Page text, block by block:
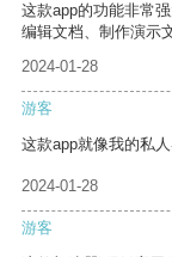
这款app的功能非常
编辑文档、制作演示
2024-01-28
游客
这款app就像我的私
2024-01-28
游客